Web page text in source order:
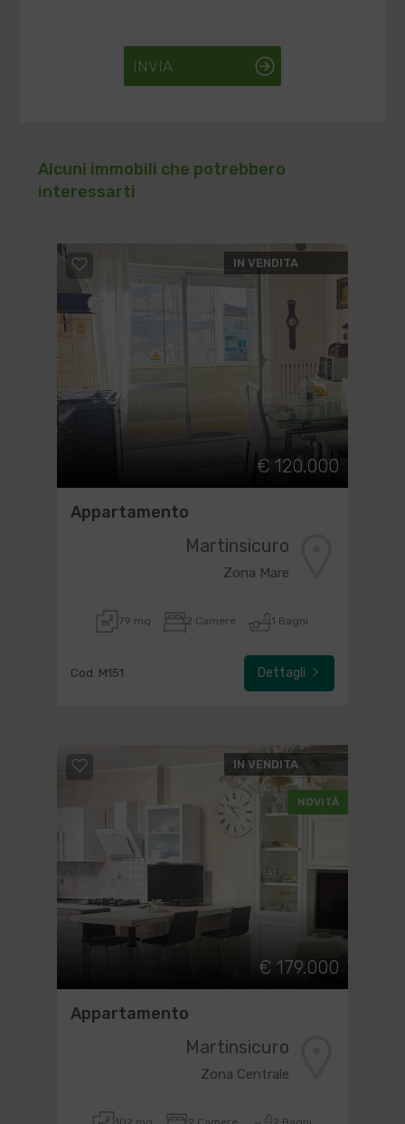
INVIA
Alcuni immobili che potrebbero
interessarti
IN VENDITA
€ 120.000
Appartamento
Martinsicuro
Zona Mare
79 mq 2 Camere 1 Bagni
Cod. M151 Dettagli
IN VENDITA
NOVITÀ
€ 179.000
Appartamento
Martinsicuro
Zona Centrale